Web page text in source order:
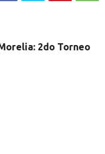
2do Torneo